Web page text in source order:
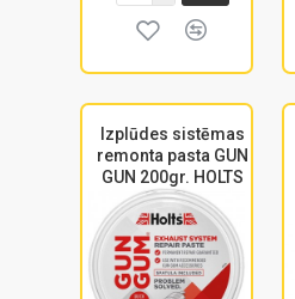
Izplūdes sistēmas
remonta pasta GUN
GUN 200gr. HOLTS